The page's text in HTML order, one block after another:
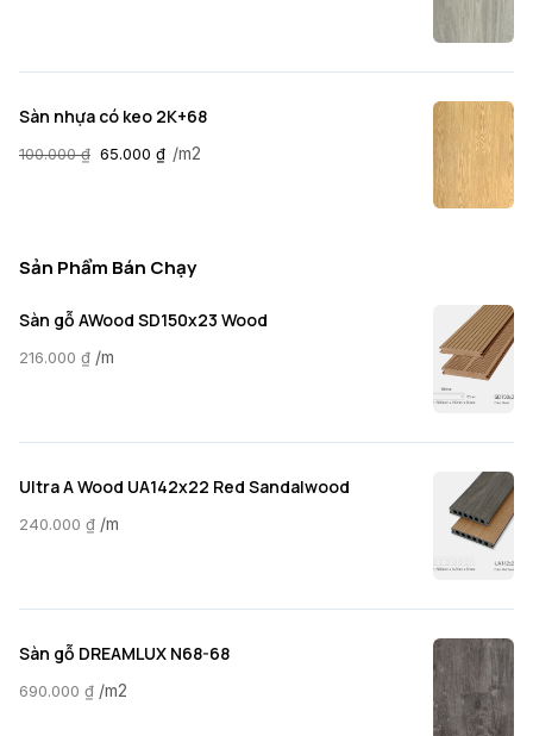
Sàn nhựa có keo 2K+68
100.000₫ 65.000 ₫ /m2
Sản Phẩm Bán Chạy
Sàn gỗ AWood SD150x23 Wood
216.000 ₫ /m
Ultra A Wood UA142x22 Red Sandalwood
240.000 ₫ /m
Sàn gỗ DREAMLUX N68-68
690.000 ₫ /m2